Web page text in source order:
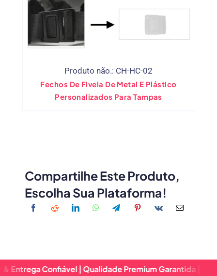
Produto não.: CH-HC-02
Fechos De Fivela De Metal E Plástico
Personalizados Para Tampas
Compartilhe Este Produto,
Escolha Sua Plataforma!
Confiável | Qualidade Premium Garantida | Retorno